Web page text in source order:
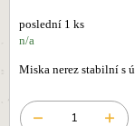
poslední 1 ks
n/a
Miska nerez stabilní s